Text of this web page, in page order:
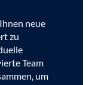
neue
zu
Team
um